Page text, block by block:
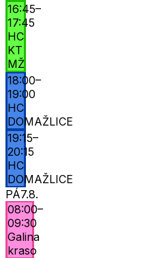
16:45–
17:45
HC
KT
MŽ
18:00–
19:00
HC
DOMAŽLICE
19:15–
20:15
HC
DOMAŽLICE
PÁ7.8.
08:00–
09:30
Galina
kraso